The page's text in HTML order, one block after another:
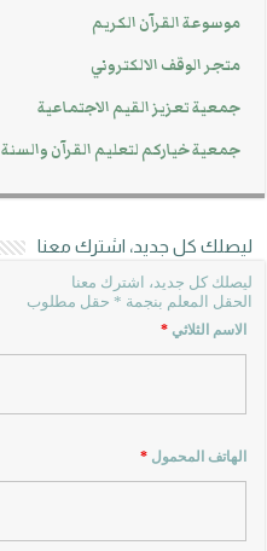
موسوعة القرآن الكريم
متجر الوقف الالكتروني
جمعية تعزيز القيم الاجتماعية
جمعية خياركم لتعليم القرآن والسنة
ليصلك كل جديد، اشترك معنا
ليصلك كل جديد، اشترك معنا
الحقل المعلم بنجمة * حقل مطلوب
الاسم الثلاثي*
الهاتف المحمول*